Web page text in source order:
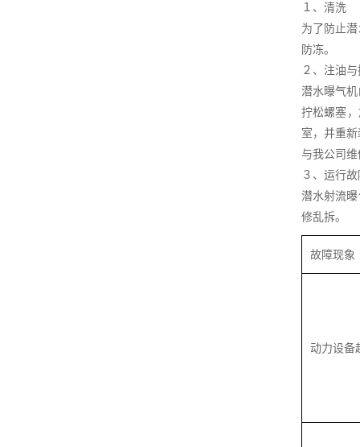
１、清洗
为了防止
防冻。
２、注油
潜水曝气
拧松螺塞
室，并重
与我公司
３、运行
潜水射流
修乱拆。
故障现象
动力设备